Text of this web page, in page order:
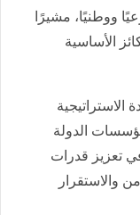
ووطنيًا، مشيرًا
الأساسية
الاستراتيجية
الدولة
تعزيز قدرات
والاستقرار